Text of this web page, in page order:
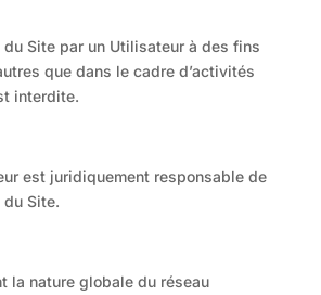
Site par un Utilisateur à des fins
que dans le cadre d’activités
interdite.
est juridiquement responsable de
du Site.
la nature globale du réseau